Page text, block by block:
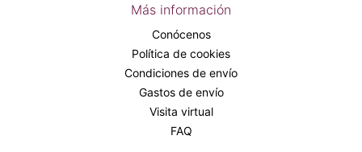
Más información
Conócenos
Política de cookies
Condiciones de envío
Gastos de envío
Visita virtual
FAQ